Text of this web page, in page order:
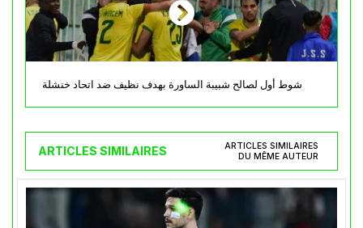
شوط أول لصالح شبيبة الساورة بهدف نظيف ضد اتحاد خنشلة
ARTICLES SIMILAIRES
ARTICLES SIMILAIRES
DU MÊME AUTEUR